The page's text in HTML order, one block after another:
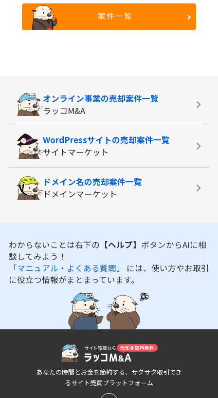
案件一覧
オンライン事業の売却案件一覧
ラッコM&A
WordPressサイトの売却案件一覧
サイトマーケット
ドメイン名の売却案件一覧
ドメインマーケット
わからないことは右下の 【ヘルプ】 ボタンからAIに相
談してみよう！
「マニュアル・よくある質問」 には、使い方やお取引
に役立つ情報がまとまっています。
あなたの時間とお金を節約する、サクサク取引でき
るサイト売買プラットフォーム